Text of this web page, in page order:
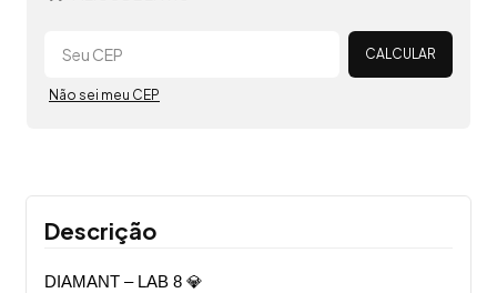
Alterar CEP
CALCULAR
Não sei meu CEP
Descrição
DIAMANT – LAB 8 💎